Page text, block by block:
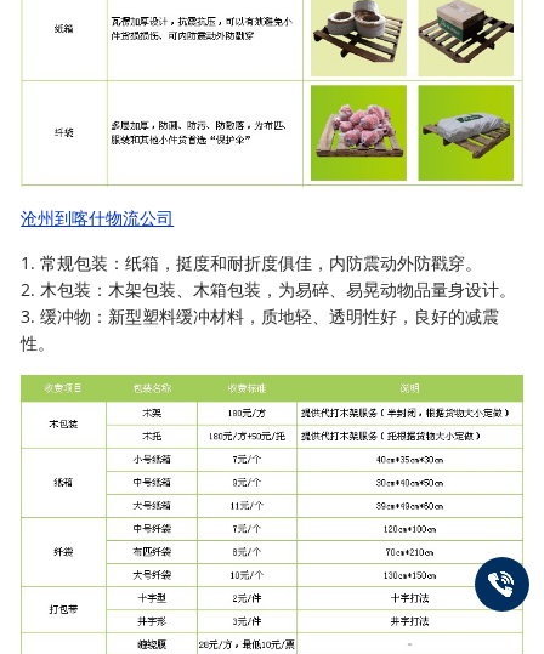
沧州到喀什物流公司
1. 常规包装：纸箱，挺度和耐折度俱佳，内防震动外防戳穿。
2. 木包装：木架包装、木箱包装，为易碎、易晃动物品量身设计。
3. 缓冲物：新型塑料缓冲材料，质地轻、透明性好，良好的减震
性。